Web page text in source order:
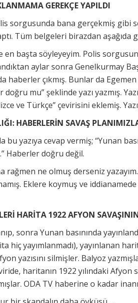
GEREKÇE YAPILDI
sorgusunda bana gerçekmiş gibi
Tüm belgeleri birazdan aşağıda
en başta söyleyeyim. Polis
aylar sonra Genelkurmay
haberler çıkmış. Bunlar da
mu” şeklinde yazı yazmış.
ve Türkçe” çevirisini eklemiş.
HABERLERİN SAVAŞ
bu yazıya cevap vermiş; “Yunan
Haberler doğru değil.
rağmen ne olmuş derseniz
Eklere koymuş ve
HARİTA 1922 AFYON
sonra Yunan basınında
hiç yayımlanmadı), yayınlanan
yazısını silmişler. Balyoz
haritanın 1922 yılındaki Afyon
ODA TV haberine o kadar